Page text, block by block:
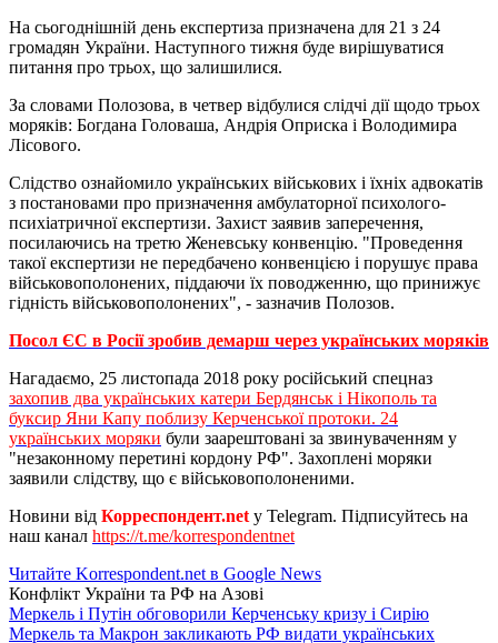
На сьогоднішній день експертиза призначена для 21 з 24
громадян України. Наступного тижня буде вирішуватися
питання про трьох, що залишилися.
За словами Полозова, в четвер відбулися слідчі дії щодо трьох
моряків: Богдана Головаша, Андрія Оприска і Володимира
Лісового.
Слідство ознайомило українських військових і їхніх адвокатів
з постановами про призначення амбулаторної психолого-
психіатричної експертизи. Захист заявив заперечення,
посилаючись на третю Женевську конвенцію. "Проведення
такої експертизи не передбачено конвенцією і порушує права
військовополонених, піддаючи їх поводженню, що принижує
гідність військовополонених", - зазначив Полозов.
Посол ЄС в Росії зробив демарш через українських моряків
Нагадаємо, 25 листопада 2018 року російський спецназ
захопив два українських катери Бердянськ і Нікополь та
буксир Яни Капу поблизу Керченської протоки. 24
українських моряки були заарештовані за звинуваченням у
"незаконному перетині кордону РФ". Захоплені моряки
заявили слідству, що є військовополоненими.
Новини від Корреспондент.net у Telegram. Підписуйтесь на
наш канал https://t.me/korrespondentnet
Читайте Korrespondent.net в Google News
Конфлікт України та РФ на Азові
Меркель і Путін обговорили Керченську кризу і Сирію
Меркель та Макрон закликають РФ видати українських